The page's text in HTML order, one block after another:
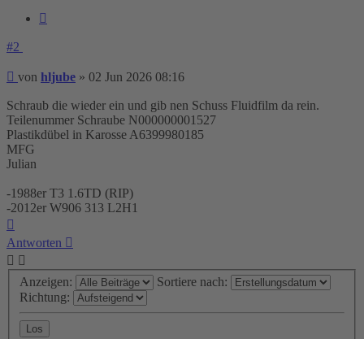
#2
Beitrag
von hljube » 02 Jun 2026 08:16
Schraub die wieder ein und gib nen Schuss Fluidfilm da rein.
Teilenummer Schraube N000000001527
Plastikdübel in Karosse A6399980185
MFG
Julian
-1988er T3 1.6TD (RIP)
-2012er W906 313 L2H1
Antworten
Anzeigen:
Sortiere nach:
Richtung: